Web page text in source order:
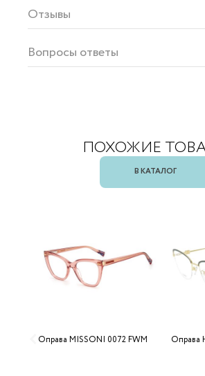
Отзывы
Вопросы ответы
ПОХОЖИЕ
В КАТАЛОГ
Оправа MISSONI 0072 FWM Оправа